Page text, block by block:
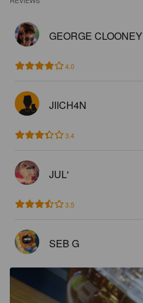
GEORGE CLOONEY
4.0
JIICH4N
3.4
JUL'
3.5
SEB G